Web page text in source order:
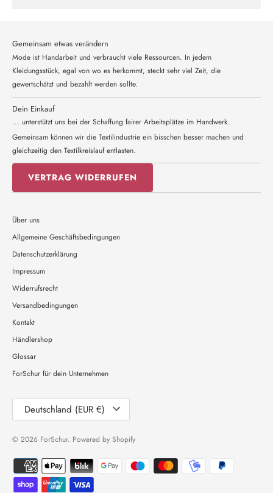
Gemeinsam etwas verändern
Mode ist Handarbeit und verbraucht viele Ressourcen. In jedem
Kleidungsstück, egal von wo es herkommt, steckt sehr viel Zeit, die
gewertschätzt und bezahlt werden sollte.
Dein Einkauf
... unterstützt uns bei der Schaffung fairer Arbeitsplätze im Handwerk.
Gemeinsam können wir die Textilindustrie ein bisschen besser machen und
gleichzeitig den Textilkreislauf entlasten.
VERTRAG WIDERRUFEN
Über uns
Allgemeine Geschäftsbedingungen
Datenschutzerklärung
Impressum
Widerrufsrecht
Versandbedingungen
Kontakt
Händlershop
Glossar
ForSchur für dein Unternehmen
WährungDeutschland (EUR €)
© 2026 ForSchur. Powered by Shopify